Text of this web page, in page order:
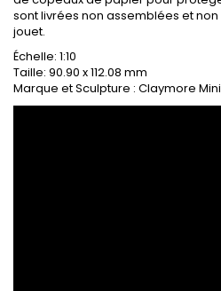
sont livrées non assemblées et
jouet.
Échelle: 1:10
Taille: 90.90 x 112.08 mm
Marque et Sculpture : Claymore